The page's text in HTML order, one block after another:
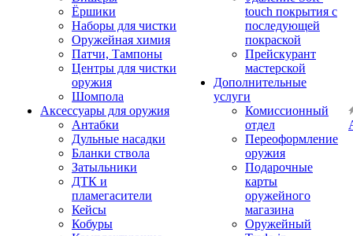
Ёршики
Наборы для чистки
Оружейная химия
Патчи, Тампоны
Центры для чистки
оружия
Шомпола
Аксессуары для оружия
Антабки
Дульные насадки
Бланки ствола
Затыльники
ДТК и
пламегасители
Кейсы
Кобуры
touch покрытия с
последующей
покраской
Прейскурант
мастерской
Дополнительные
услуги
Комиссионный
отдел
Переоформление
оружия
Подарочные
карты
оружейного
магазина
Оружейный